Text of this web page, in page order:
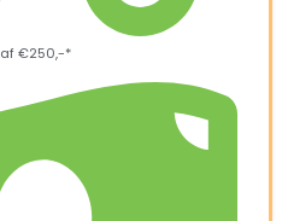
€250,-*